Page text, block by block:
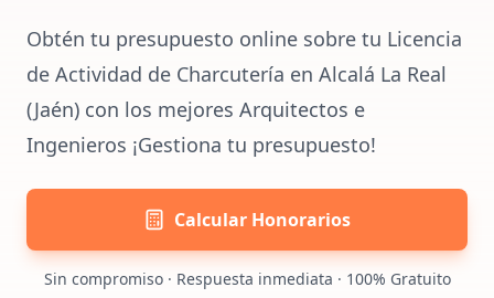
Obtén tu presupuesto online sobre tu Licencia
de Actividad de Charcutería en Alcalá La Real
(Jaén) con los mejores Arquitectos e
Ingenieros ¡Gestiona tu presupuesto!
Calcular Honorarios
Sin compromiso · Respuesta inmediata · 100% Gratuito